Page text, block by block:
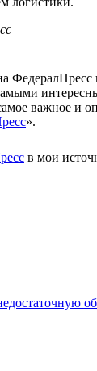
ФедералПресс
важное и
».
в мои